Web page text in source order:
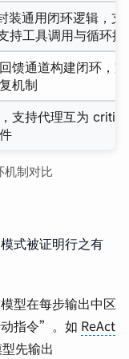
装通用闭环逻辑，支
持工具调用与循环控
馈通道构建闭环，
机制
支持代理互为
机制对比
式被证明行之有
型在每步输出中区
指令”。如 ReAct
先输出